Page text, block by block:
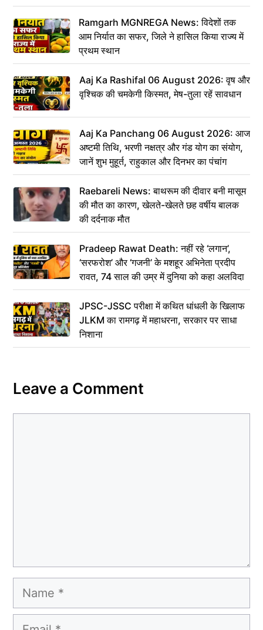
Ramgarh MGNREGA News: विदेशों तक
आम निर्यात का सफर, जिले ने हासिल किया राज्य में
प्रथम स्थान
Aaj Ka Rashifal 06 August 2026: वृष और
वृश्चिक की चमकेगी किस्मत, मेष-तुला रहें सावधान
Aaj Ka Panchang 06 August 2026: आज
अष्टमी तिथि, भरणी नक्षत्र और गंड योग का संयोग,
जानें शुभ मुहूर्त, राहुकाल और दिनभर का पंचांग
Raebareli News: बाथरूम की दीवार बनी मासूम
की मौत का कारण, खेलते-खेलते छह वर्षीय बालक
की दर्दनाक मौत
Pradeep Rawat Death: नहीं रहे ‘लगान’,
‘सरफरोश’ और ‘गजनी’ के मशहूर अभिनेता प्रदीप
रावत, 74 साल की उम्र में दुनिया को कहा अलविदा
JPSC-JSSC परीक्षा में कथित धांधली के खिलाफ
JLKM का रामगढ़ में महाधरना, सरकार पर साधा
निशाना
Leave a Comment
Name
Email